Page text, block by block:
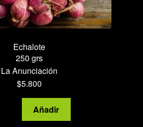
Echalote
250 grs
La Anunciación
$5.800
Echalote
cantidad
Añadir